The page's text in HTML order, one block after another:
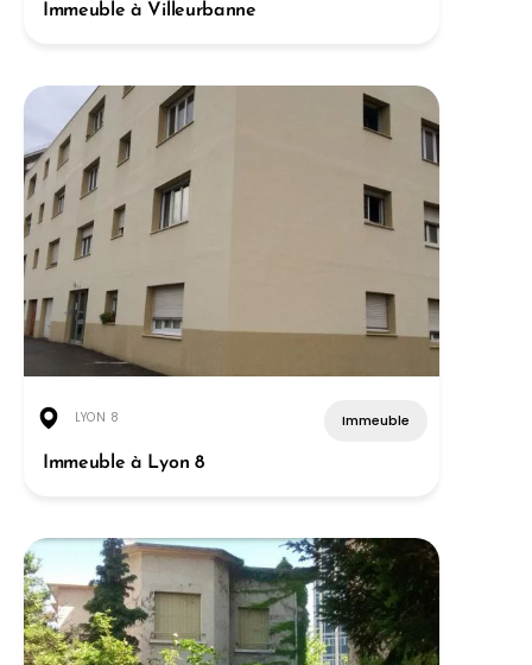
Immeuble à Villeurbanne
LYON 8 Immeuble
Immeuble à Lyon 8